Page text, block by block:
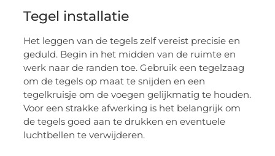
Tegel installatie
Het leggen van de tegels zelf vereist precisie en
geduld. Begin in het midden van de ruimte en
werk naar de randen toe. Gebruik een tegelzaag
om de tegels op maat te snijden en een
tegelkruisje om de voegen gelijkmatig te houden.
Voor een strakke afwerking is het belangrijk om
de tegels goed aan te drukken en eventuele
luchtbellen te verwijderen.